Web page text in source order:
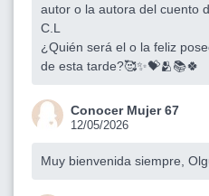
autor o la autora del cuento
C.L
¿Quién será el o la feliz
de esta tarde?🥰✨💝🫂📚🍀
Conocer Mujer 67
12/05/2026
Muy bienvenida siempre,